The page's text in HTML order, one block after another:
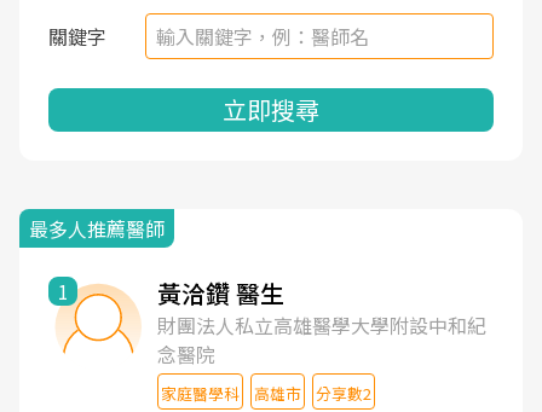
關鍵字
立即搜尋
最多人推薦醫師
1 黃洽鑽 醫生
財團法人私立高雄醫學大學附設中和紀
念醫院
家庭醫學科 高雄市 分享數2